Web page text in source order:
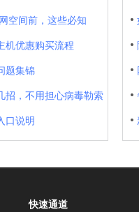
空间前，这些必知
机优惠购买流程
题集锦
招，不用担心病毒勒索
口说明
快速通道